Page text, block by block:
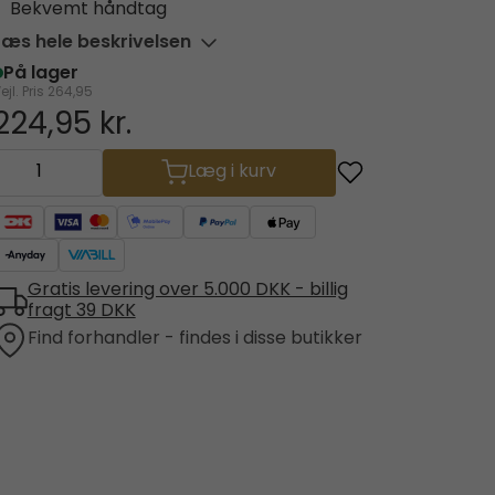
Bekvemt håndtag
hele beskrivelsen
På lager
Pris 264,95
kr.
Læg i kurv
Gratis levering over 5.000 DKK - billig
fragt 39 DKK
Find forhandler - findes i disse butikker